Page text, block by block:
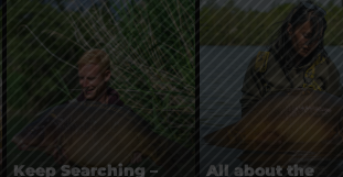
Keep Searching –
All about the